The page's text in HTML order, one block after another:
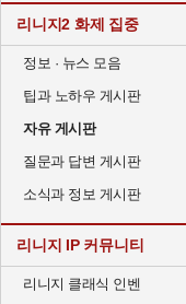
리니지2 화제 집중
정보 · 뉴스 모음
팁과 노하우 게시판
자유 게시판
질문과 답변 게시판
소식과 정보 게시판
리니지 IP 커뮤니티
리니지 클래식 인벤